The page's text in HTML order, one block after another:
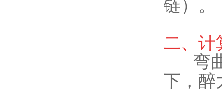
链）。
二、计
弯曲
下，醉